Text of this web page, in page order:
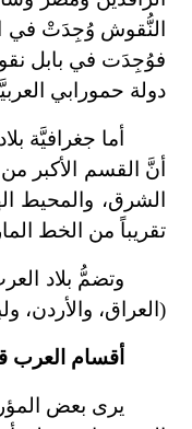
النُّقوش وُجِدَتْ في
فوُجِدَت في بابل
دولة حمورابي
أما جغرافيَّة
أنَّ القسم الأكبر
الشرق، والمحيط
تقريباً من الخط
وتضمُّ بلاد
(العراق، والأردن،
أقسام العرب
يرى بعض